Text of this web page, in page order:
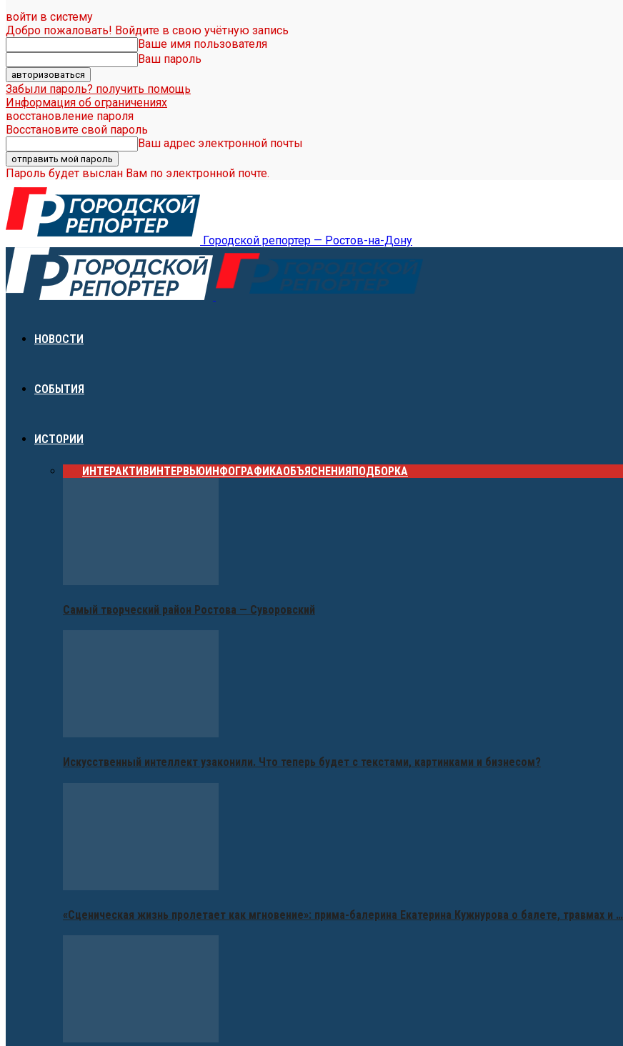
войти в систему
Добро пожаловать! Войдите в свою учётную запись
Ваше имя пользователя
Ваш пароль
Забыли пароль? получить помощь
Информация об ограничениях
восстановление пароля
Восстановите свой пароль
Ваш адрес электронной почты
Пароль будет выслан Вам по электронной почте.
Городской репортер — Ростов-на-Дону
НОВОСТИ
СОБЫТИЯ
ИСТОРИИ
ИНТЕРАКТИВИНТЕРВЬЮИНФОГРАФИКАОБЪЯСНЕНИЯПОДБОРКА
Самый творческий район Ростова — Суворовский
Искусственный интеллект узаконили. Что теперь будет с текстами, картинками и бизнесом?
«Сценическая жизнь пролетает как мгновение»: прима-балерина Екатерина Кужнурова о балете, травмах и …